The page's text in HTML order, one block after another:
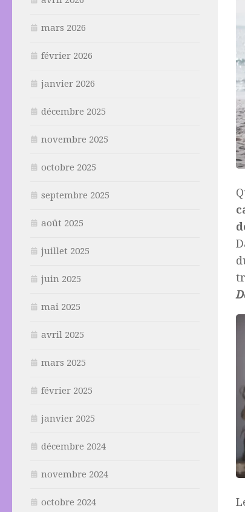
mars 2026
février 2026
janvier 2026
décembre 2025
novembre 2025
octobre 2025
septembre 2025
août 2025
juillet 2025
juin 2025
mai 2025
avril 2025
mars 2025
février 2025
janvier 2025
décembre 2024
novembre 2024
octobre 2024